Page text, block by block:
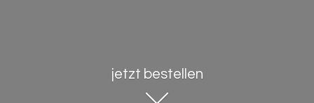
jetzt bestellen